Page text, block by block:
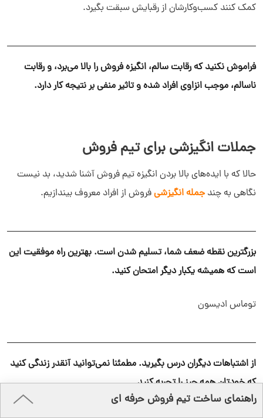
کمک کنند کسب‌وکارشان از رقبایش سبقت بگیرد.
فراموش نکنید که رقابت سالم، انگیزه فروش را بالا می‌برد، و رقابت
ناسالم، موجب انزاوی افراد شده و تاثیر منفی بر نتیجه کار دارد.
جملات انگیزشی برای تیم فروش
حالا که با ایده‌های بالا بردن انگیزه تیم فروش آشنا شدید، بد نیست
نگاهی به چندجمله انگیزشیفروش از افراد معروف بیندازیم.
بزرگترین نقطه ضعف شما، تسلیم شدن است. بهترین راه موفقیت این
است که همیشه یکبار دیگر امتحان کنید.
توماس ادیسون
از اشتباهات دیگران درس بگیرید. مطمئنا نمی‌توانید آنقدر زندگی کنید
که خودتان همه چیز را تجربه کنید.
راهنمای ساخت تیم فروش حرفه ای